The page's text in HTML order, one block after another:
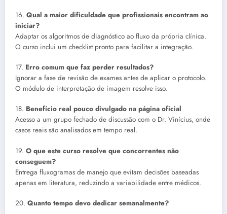
16. Qual a maior dificuldade que profissionais encontram ao
iniciar?
Adaptar os algoritmos de diagnóstico ao fluxo da própria clínica.
O curso inclui um checklist pronto para facilitar a integração.
17. Erro comum que faz perder resultados?
Ignorar a fase de revisão de exames antes de aplicar o protocolo.
O módulo de interpretação de imagem resolve isso.
18. Benefício real pouco divulgado na página oficial
Acesso a um grupo fechado de discussão com o Dr. Vinícius, onde
casos reais são analisados em tempo real.
19. O que este curso resolve que concorrentes não
conseguem?
Entrega fluxogramas de manejo que evitam decisões baseadas
apenas em literatura, reduzindo a variabilidade entre médicos.
20. Quanto tempo devo dedicar semanalmente?